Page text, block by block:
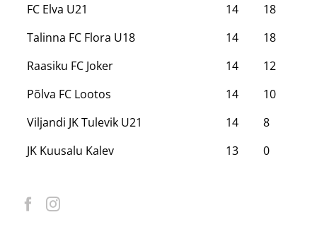
FC Elva U21
14
18
Talinna FC Flora U18
14
18
Raasiku FC Joker
14
12
Põlva FC Lootos
14
10
Viljandi JK Tulevik U21
14
8
JK Kuusalu Kalev
13 0